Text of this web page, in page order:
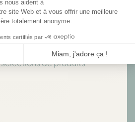
Profitez de promotions tout au
long de l'année sur des
sélections de produits